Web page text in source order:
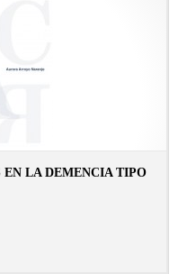
EN LA DEMENCIA TIPO